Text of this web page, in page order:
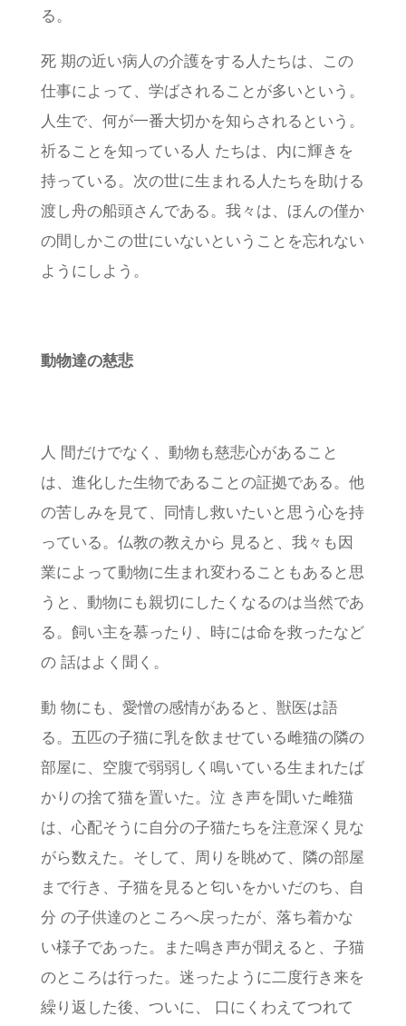
る。
死 期の近い病人の介護をする人たちは、この
仕事によって、学ばされることが多いという。
人生で、何が一番大切かを知らされるという。
祈ることを知っている人 たちは、内に輝きを
持っている。次の世に生まれる人たちを助ける
渡し舟の船頭さんである。我々は、ほんの僅か
の間しかこの世にいないということを忘れない
ようにしよう。
動物達の慈悲
人 間だけでなく、動物も慈悲心があること
は、進化した生物であることの証拠である。他
の苦しみを見て、同情し救いたいと思う心を持
っている。仏教の教えから 見ると、我々も因
業によって動物に生まれ変わることもあると思
うと、動物にも親切にしたくなるのは当然であ
る。飼い主を慕ったり、時には命を救ったなど
の 話はよく聞く。
動 物にも、愛憎の感情があると、獣医は語
る。五匹の子猫に乳を飲ませている雌猫の隣の
部屋に、空腹で弱弱しく鳴いている生まれたば
かりの捨て猫を置いた。泣 き声を聞いた雌猫
は、心配そうに自分の子猫たちを注意深く見な
がら数えた。そして、周りを眺めて、隣の部屋
まで行き、子猫を見ると匂いをかいだのち、自
分 の子供達のところへ戻ったが、落ち着かな
い様子であった。また鳴き声が聞えると、子猫
のところは行った。迷ったように二度行き来を
繰り返した後、ついに、 口にくわえてつれて